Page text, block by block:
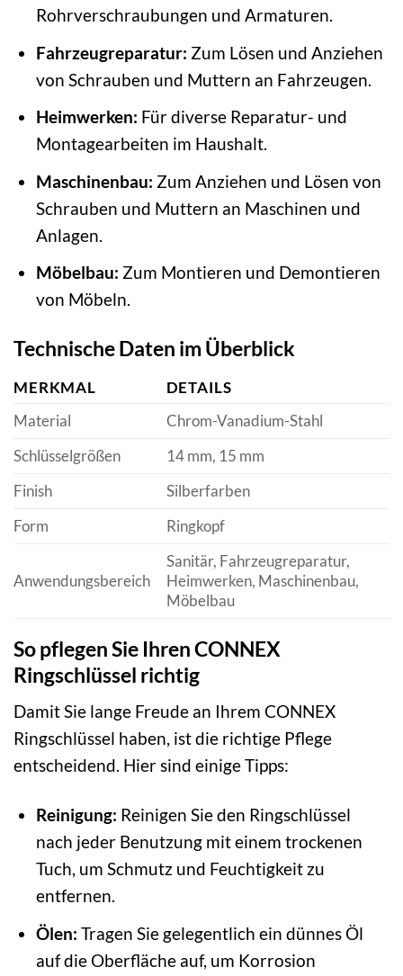
Rohrverschraubungen und Armaturen.
Fahrzeugreparatur: Zum Lösen und Anziehen
von Schrauben und Muttern an Fahrzeugen.
Heimwerken: Für diverse Reparatur- und
Montagearbeiten im Haushalt.
Maschinenbau: Zum Anziehen und Lösen von
Schrauben und Muttern an Maschinen und
Anlagen.
Möbelbau: Zum Montieren und Demontieren
von Möbeln.
Technische Daten im Überblick
MERKMAL
DETAILS
Material
Chrom-Vanadium-Stahl
Schlüsselgrößen
14 mm, 15 mm
Finish
Silberfarben
Form
Ringkopf
Anwendungsbereich
Sanitär, Fahrzeugreparatur,
Heimwerken, Maschinenbau,
Möbelbau
So pflegen Sie Ihren CONNEX
Ringschlüssel richtig
Damit Sie lange Freude an Ihrem CONNEX
Ringschlüssel haben, ist die richtige Pflege
entscheidend. Hier sind einige Tipps:
Reinigung: Reinigen Sie den Ringschlüssel
nach jeder Benutzung mit einem trockenen
Tuch, um Schmutz und Feuchtigkeit zu
entfernen.
Ölen: Tragen Sie gelegentlich ein dünnes Öl
auf die Oberfläche auf, um Korrosion